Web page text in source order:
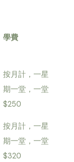
學費
按月計，一星
期一堂，一堂
$250
按月計，一星
期一堂，一堂
$320